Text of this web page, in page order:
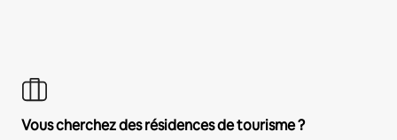
Vous cherchez des résidences de tourisme ?